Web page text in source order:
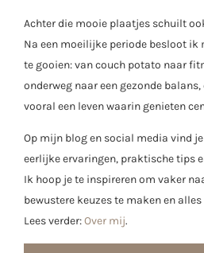
Achter die mooie plaatjes schuilt
Na een moeilijke periode besloot
te gooien: van couch potato naar
onderweg naar een gezonde
vooral een leven waarin genieten
Op mijn blog en social media vind
eerlijke ervaringen, praktische tips
Ik hoop je te inspireren om vaker
bewustere keuzes te maken en
Lees verder:Over mij.